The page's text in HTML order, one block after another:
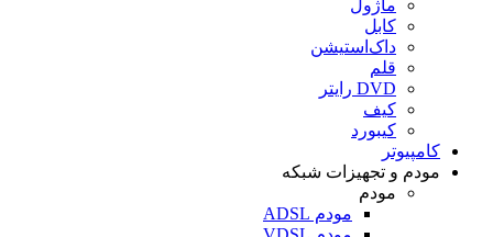
ماژول
کابل
داک‌استیشن
قلم
DVD رایتر
کیف
کیبورد
کامپیوتر
مودم و تجهیزات شبکه
مودم
مودم ADSL